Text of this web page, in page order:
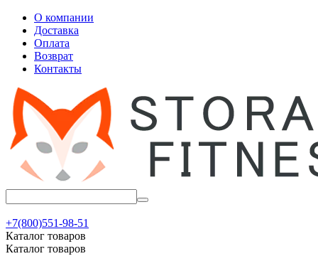
О компании
Доставка
Оплата
Возврат
Контакты
+7(800)551-98-51
Каталог товаров
Каталог товаров